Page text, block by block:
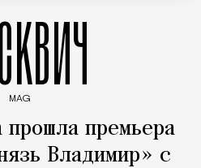
MAG
премьера
Владимир» с